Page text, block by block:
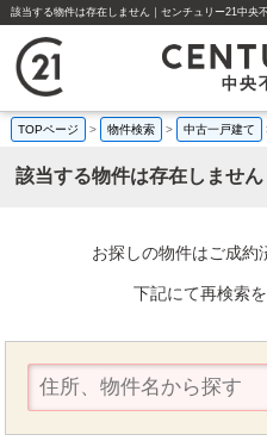
該当する物件は存在しません｜センチュリー21中央
TOPページ > 物件検索 > 中古一戸建て
該当する物件は存在しません
お探しの物件はご成約
下記にて再検索